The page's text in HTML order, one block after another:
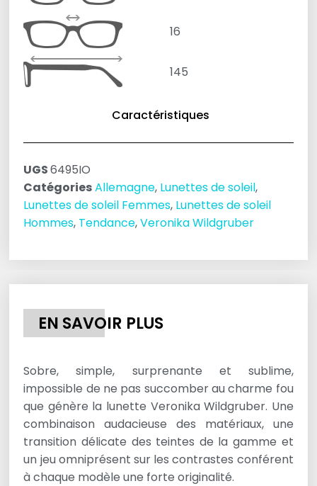
16
145
Caractéristiques
UGS6495IO
CatégoriesAllemagne, Lunettes de soleil,
Lunettes de soleil Femmes, Lunettes de soleil
Hommes, Tendance,Veronika Wildgruber
EN SAVOIR PLUS
Sobre, simple, surprenante et sublime,
impossible de ne pas succomber au charme fou
que génère la lunette Veronika Wildgruber. Une
combinaison audacieuse des matériaux, une
transition délicate des teintes de la gamme et
un jeu omniprésent sur les contrastes conférent
à chaque modèle une forte originalité.